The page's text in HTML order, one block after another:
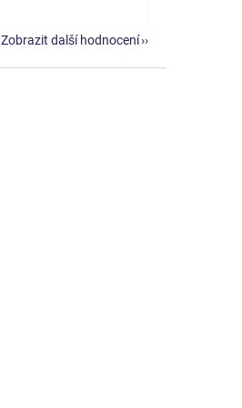
Zobrazit další hodnocení